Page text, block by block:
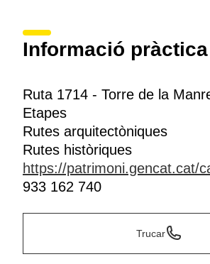
Informació pràctica
Ruta 1714 - Torre de la
Etapes
Rutes arquitectòniques
Rutes històriques
https://patrimoni.gencat.cat/
933 162 740
Trucar